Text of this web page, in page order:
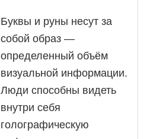
Буквы и руны несут за
собой образ —
определенный объём
визуальной информации.
Люди способны видеть
внутри себя
голографическую